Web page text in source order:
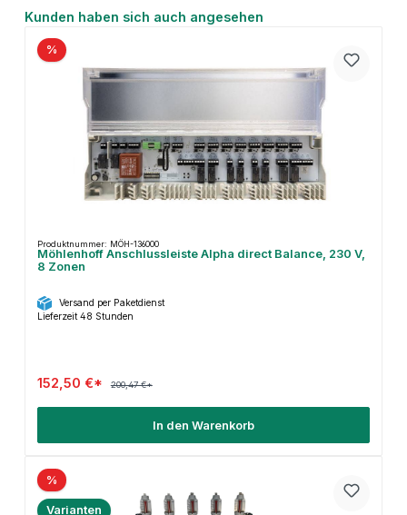
Produktgalerie überspringen
Kunden haben sich auch angesehen
%
Produktnummer: MÖH-136000
Möhlenhoff Anschlussleiste Alpha direct Balance, 230 V,
8 Zonen
Versand per Paketdienst
Lieferzeit 48 Stunden
152,50 €* 200,47 €*
In den Warenkorb
%
Varianten